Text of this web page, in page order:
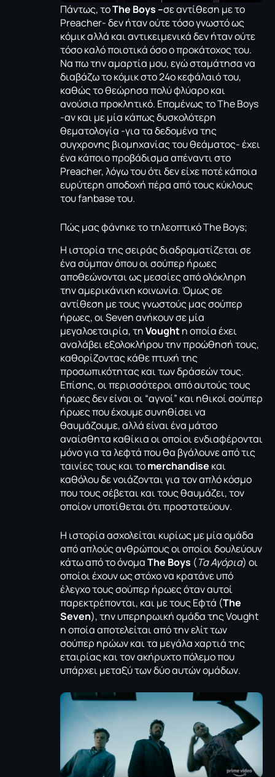
Πάντως, τοThe Boys –σε αντίθεση με το
Preacher- δεν ήταν ούτε τόσο γνωστό ως
κόμικ αλλά και αντικειμενικά δεν ήταν ούτε
τόσο καλό ποιοτικά όσο ο προκάτοχος του.
Να πω την αμαρτία μου, εγώ σταμάτησα να
διαβάζω το κόμικ στο 24ο κεφάλαιό του,
καθώς το θεώρησα πολύ φλύαρο και
ανούσια προκλητικό. Επομένως το The Boys
-αν και με μία κάπως δυσκολότερη
θεματολογία -για τα δεδομένα της
συγχρονης βιομηχανίας του θεάματος- έχει
ένα κάποιο προβάδισμα απέναντι στο
Preacher, λόγω του ότι δεν είχε ποτέ κάποια
ευρύτερη αποδοχή πέρα από τους κύκλους
του fanbase του.
Πώς μας φάνηκε το τηλεοπτικό The Boys;
Η ιστορία της σειράς διαδραματίζεται σε
ένα σύμπαν όπου οι σούπερ ήρωες
αποθεώνονται ως μεσσίες από ολόκληρη
την αμερικάνικη κοινωνία. Όμως σε
αντίθεση με τους γνωστούς μας σούπερ
ήρωες, οι Seven ανήκουν σε μία
μεγαλοεταιρία, τηVoughtη οποία έχει
αναλάβει εξολοκλήρου την προώθησή τους,
καθορίζοντας κάθε πτυχή της
προσωπικότητας και των δράσεών τους.
Επίσης, οι περισσότεροι από αυτούς τους
ήρωες δεν είναι οι “αγνοί” και ηθικοί σούπερ
ήρωες που έχουμε συνηθίσει να
θαυμάζουμε, αλλά είναι ένα μάτσο
αναίσθητα καθίκια οι οποίοι ενδιαφέρονται
μόνο για τα λεφτά που θα βγάλουνε από τις
ταινίες τους και τοmerchandise και
καθόλου δε νοιάζονται για τον απλό κόσμο
που τους σέβεται και τους θαυμάζει, τον
οποίον υποτίθεται ότι προστατεύουν.
Η ιστορία ασχολείται κυρίως με μία ομάδα
από απλούς ανθρώπους οι οποίοι δουλεύουν
κάτω από το όνομαThe Boys (Τα Αγόρια) οι
οποίοι έχουν ως στόχο να κρατάνε υπό
έλεγχο τους σούπερ ήρωες όταν αυτοί
παρεκτρέπονται, και με τους Εφτά (The
Seven), την υπερηρωική ομάδα της Vought
η οποία αποτελείται από την ελίτ των
σούπερ ηρώων και τα μεγάλα χαρτιά της
εταιρίας και τον ακήρυχτο πόλεμο που
υπάρχει μεταξύ των δύο αυτών ομάδων.